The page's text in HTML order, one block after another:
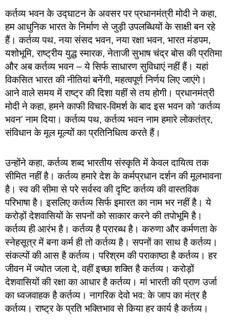
कर्तव्य भवन के उद्घाटन के अवसर पर प्रधानमंत्री मोदी ने कहा,
हम आधुनिक भारत के निर्माण से जुड़ी उपलब्धियों के साक्षी बन रहे
हैं। कर्तव्य पथ, नया संसद भवन, नया रक्षा भवन, भारत मंडपम,
यशोभूमि, राष्ट्रीय युद्ध स्मारक, नेताजी सुभाष चंद्र बोस की प्रतिमा
और अब कर्तव्य भवन – ये सिर्फ साधारण सुविधाएं नहीं हैं। यहां
विकसित भारत की नीतियां बनेंगी, महत्वपूर्ण निर्णय लिए जाएंगे।
आने वाले समय में राष्ट्र की दिशा यहीं से तय होगी। प्रधानमंत्री
मोदी ने कहा, हमने काफी विचार-विमर्श के बाद इस भवन को ‘कर्तव्य
भवन’ नाम दिया। कर्तव्य पथ, कर्तव्य भवन नाम हमारे लोकतंत्र,
संविधान के मूल मूल्यों का प्रतिनिधित्व करते हैं।
उन्होंने कहा, कर्तव्य शब्द भारतीय संस्कृति में केवल दायित्व तक
सीमित नहीं है। कर्तव्य हमारे देश के कर्मप्रधान दर्शन की मूलभावना
है। स्व की सीमा से परे सर्वस्व की दृष्टि कर्तव्य की वास्तविक
परिभाषा है। इसलिए कर्तव्य सिर्फ इमारत का नाम भर नहीं है। ये
करोड़ों देशवासियों के सपनों को साकार करने की तपोभूमि है।
कर्तव्य ही आरंभ है। कर्तव्य है प्रारब्ध है। करुणा और कर्मणता के
स्नेहसूत्र में बना कर्म ही तो कर्तव्य है। सपनों का साथ है कर्तव्य।
संकल्पों की आस है कर्तव्य। परिश्रम की पराकाष्ठा है कर्तव्य। हर
जीवन में ज्योत जला दे, वहीं इच्छा शक्ति है कर्तव्य। करोड़ों
देशवासियों की रक्षा का आधार है कर्तव्य। मां भारती की प्राण उर्जा
का ध्वजवाहक है कर्तव्य। नागरिक देवो भव: के जाप का मंत्र है
कर्तव्य। राष्ट्र के प्रति भक्तिभाव से किया हर कार्य है कर्तव्य।